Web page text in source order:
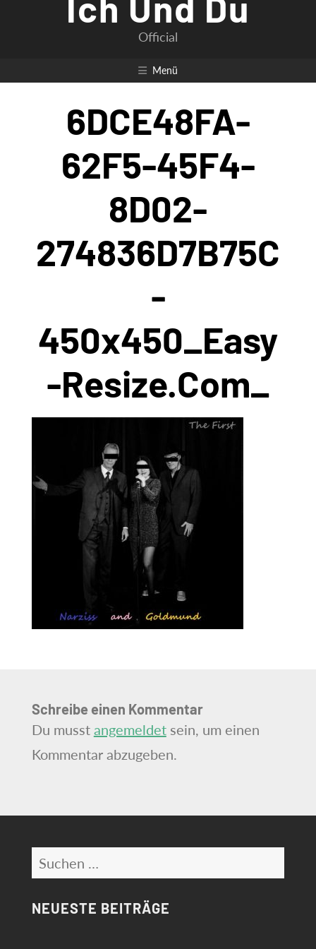
Official
Menü
6DCE48FA-
62F5-45F4-
8D02-
274836D7B75C
-
450x450_Easy
-Resize.com_
Schreibe einen Kommentar
Du musst angemeldetsein, um einen
Kommentar abzugeben.
Suchen
nach:
NEUESTE BEITRÄGE